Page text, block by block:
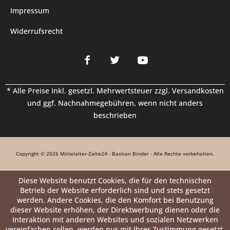
Impressum
Widerrufsrecht
* Alle Preise inkl. gesetzl. Mehrwertsteuer zzgl. Versandkosten
und ggf. Nachnahmegebühren, wenn nicht anders
beschrieben
Copyright © 2026 Mittelalter-Zelte24 - Bastian Binder - Alle Rechte vorbehalten.
Diese Website benutzt Cookies, die für den technischen
Betrieb der Website erforderlich sind und stets gesetzt
werden. Andere Cookies, die den Komfort bei Benutzung
dieser Website erhöhen, der Direktwerbung dienen oder die
Interaktion mit anderen Websites und sozialen Netzwerken